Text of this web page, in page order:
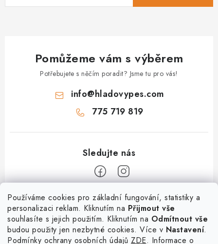
Používáme cookies pro základní fungování, statistiky a
personalizaci reklam. Kliknutím na Přijmout vše
souhlasíte s jejich použitím. Kliknutím na Odmítnout vše
budou použity jen nezbytné cookies. Více v Nastavení.
Podmínky ochrany osobních údajů ZDE. Informace o
r
Pomůžeme vám s výběrem
Potřebujete s něčím poradit? Jsme tu pro vás!
info@hladovypes.com
775 719 819
Informace
O nás